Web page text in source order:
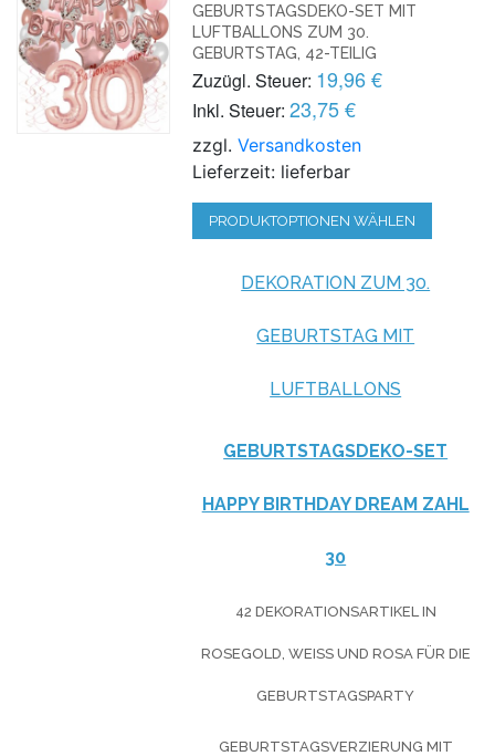
GEBURTSTAGSDEKO-SET MIT
LUFTBALLONS ZUM 30.
GEBURTSTAG, 42-TEILIG
Zuzügl. Steuer: 19,96 €
Inkl. Steuer: 23,75 €
zzgl.Versandkosten
Lieferzeit: lieferbar
PRODUKTOPTIONEN WÄHLEN
DEKORATION ZUM 30.
GEBURTSTAG MIT
LUFTBALLONS
GEBURTSTAGSDEKO-SET
HAPPY BIRTHDAY DREAM ZAHL
30
42 DEKORATIONSARTIKEL IN
ROSEGOLD, WEISS UND ROSA FÜR DIE G
EBURTSTAGSPARTY
GEBURTSTAGSVERZIERUNG MIT